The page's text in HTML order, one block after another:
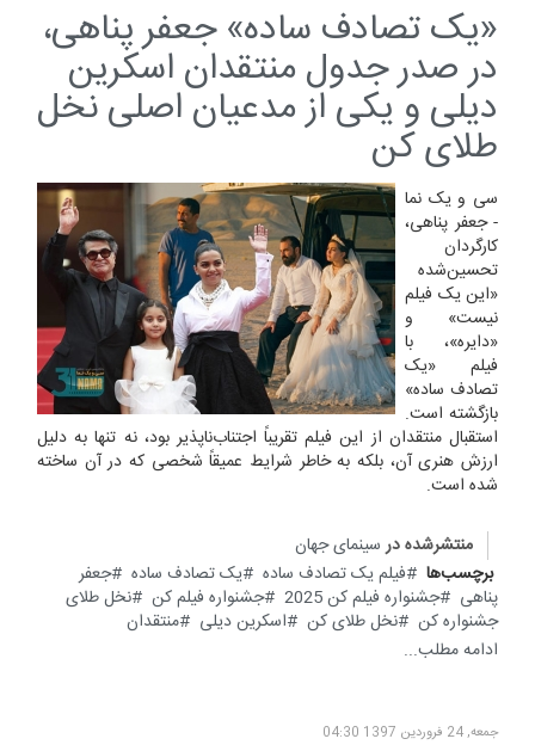
«یک تصادف ساده» جعفر پناهی،
در صدر جدول منتقدان اسکرین
دیلی و یکی از مدعیان اصلی نخل
طلای کن
سی و یک نما
- جعفر پناهی،
کارگردان
تحسین‌شده
«این یک فیلم
نیست» و
«دایره»، با
فیلم «یک
تصادف ساده»
بازگشته است.
استقبال منتقدان از این فیلم تقریباً اجتناب‌ناپذیر بود، نه تنها به دلیل
ارزش هنری آن، بلکه به خاطر شرایط عمیقاً شخصی که در آن ساخته
شده است.
منتشرشده در سینمای جهان
برچسب‌ها
فیلم یک تصادف ساده یک تصادف ساده
جعفر
پناهی
جشنواره فیلم کن 2025 جشنواره فیلم کن
نخل طلای
جشنواره کن
نخل طلای کن اسکرین دیلی
منتقدان
ادامه مطلب...
جمعه, 24 فروردين 1397 04:30